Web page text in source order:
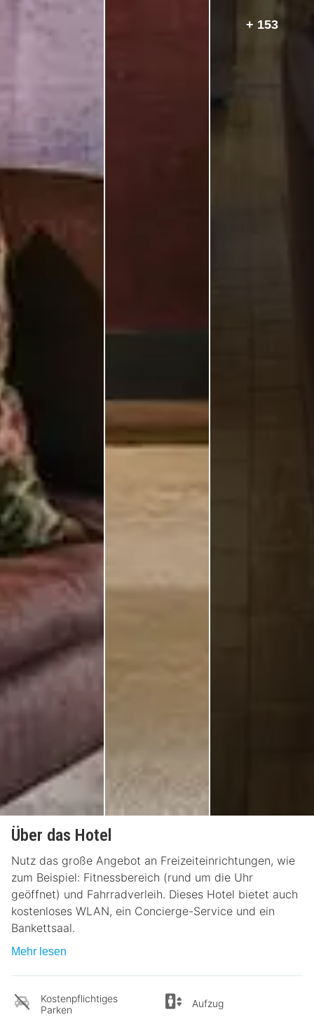
+ 153
Über das Hotel
Nutz das große Angebot an Freizeiteinrichtungen, wie
zum Beispiel: Fitnessbereich (rund um die Uhr
geöffnet) und Fahrradverleih. Dieses Hotel bietet auch
kostenloses WLAN, ein Concierge-Service und ein
Bankettsaal.
Mehr lesen
Kostenpflichtiges
Parken
Aufzug